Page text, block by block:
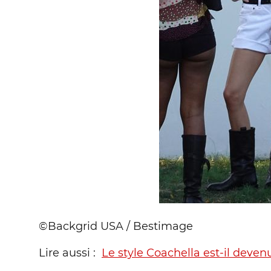
©Backgrid USA / Bestimage
Lire aussi : Le style Coachella est-il